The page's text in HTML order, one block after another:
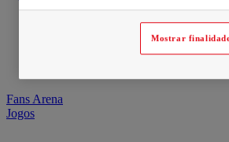
Fans Arena
Jogos
Mostrar